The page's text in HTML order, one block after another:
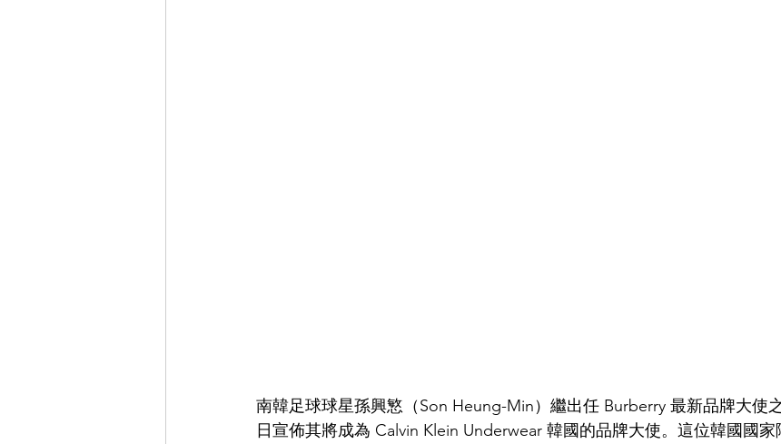
南韓足球球星孫興慜（Son Heung-Min）繼出任 Burberry 最新品牌大使
日宣佈其將成為 Calvin Klein Underwear 韓國的品牌大使。這位韓國國